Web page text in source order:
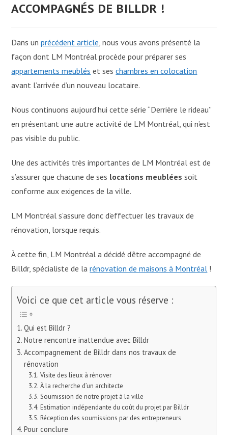
ACCOMPAGNÉS DE BILLDR !
Dans unprécédent article, nous vous avons présenté la
façon dont LM Montréal procède pour préparer ses
appartements meublés et seschambres en colocation
avant l’arrivée d’un nouveau locataire.
Nous continuons aujourd’hui cette série “Derrière le rideau”
en présentant une autre activité de LM Montréal, qui n’est
pas visible du public.
Une des activités très importantes de LM Montréal est de
s’assurer que chacune de ses locations meublées soit
conforme aux exigences de la ville.
LM Montréal s’assure donc d’effectuer les travaux de
rénovation, lorsque requis.
À cette fin, LM Montréal a décidé d’être accompagné de
Billdr, spécialiste de larénovation de maisons à Montréal !
Voici ce que cet article vous réserve :
Qui est Billdr ?
Notre rencontre inattendue avec Billdr
Accompagnement de Billdr dans nos travaux de
rénovation
Visite des lieux à rénover
À la recherche d’un architecte
Soumission de notre projet à la ville
Estimation indépendante du coût du projet par Billdr
Réception des soumissions par des entrepreneurs
Pour conclure